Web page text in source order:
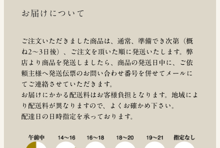
お届けについて
ご注文いただきました商品は、通常、準備でき次第（概
ね2～3日後）、ご注文を頂いた順に発送いたします。弊
店より商品を発送しましたら、商品の発送日中に、ご依
頼主様へ発送伝票のお問い合わせ番号を併せてメールに
てご連絡させていただきます。
お届けにかかる配送料はお客様負担となります。地域によ
り配送料が異なりますので、よくお確かめ下さい。
配達日の日時指定を承っております。